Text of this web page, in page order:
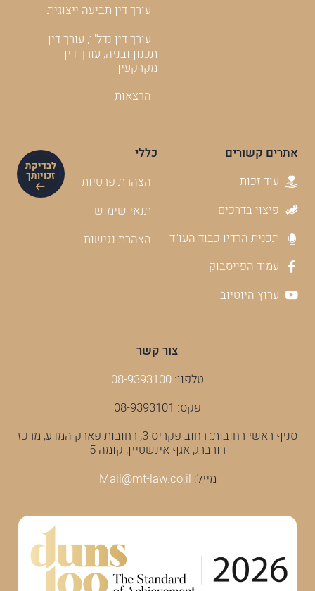
לבדיקת
זכויותך
עורך דין תביעה ייצוגית
עורך דין נדל"ן, עורך דין
תכנון ובניה, עורך דין
מקרקעין
הרצאות
אתרים קשורים
עוד זכות
פיצוי בדרכים
תכנית הרדיו כבוד העו"ד
עמוד הפייסבוק
ערוץ היוטיוב
כללי
הצהרת פרטיות
תנאי שימוש
הצהרת נגישות
צור קשר
טלפון: 08-9393100
פקס: 08-9393101
סניף ראשי רחובות: רחוב פקריס 3, רחובות פארק המדע, מרכז
רורברג, אגף אינשטיין, קומה 5
מייל: Mail@mt-law.co.il